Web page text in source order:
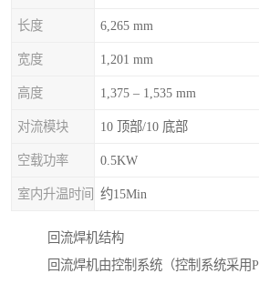
长度 6,265 mm
宽度 1,201 mm
高度 1,375 – 1,535 mm
对流模块 10 顶部/10 底部
空载功率 0.5KW
室内升温时间 约15Min
回流焊机结构
回流焊机由控制系统（控制系统采用